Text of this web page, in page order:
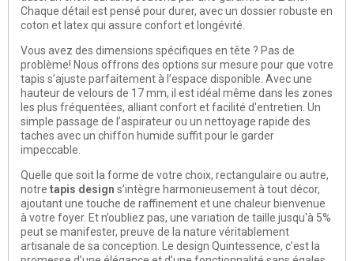
Chaque détail est pensé pour durer, avec un dossier robuste en
coton et latex qui assure confort et longévité.
Vous avez des dimensions spécifiques en tête ? Pas de
problème! Nous offrons des options sur mesure pour que votre
tapis s’ajuste parfaitement à l’espace disponible. Avec une
hauteur de velours de 17 mm, il est idéal même dans les zones
les plus fréquentées, alliant confort et facilité d'entretien. Un
simple passage de l’aspirateur ou un nettoyage rapide des
taches avec un chiffon humide suffit pour le garder
impeccable.
Quelle que soit la forme de votre choix, rectangulaire ou autre,
notre tapis design s’intègre harmonieusement à tout décor,
ajoutant une touche de raffinement et une chaleur bienvenue
à votre foyer. Et n’oubliez pas, une variation de taille jusqu'à 5%
peut se manifester, preuve de la nature véritablement
artisanale de sa conception. Le design Quintessence, c’est la